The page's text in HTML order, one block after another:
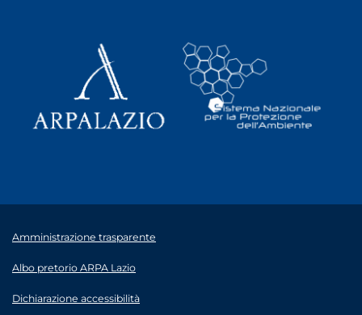
Amministrazione trasparente
Albo pretorio ARPA Lazio
Dichiarazione accessibilità